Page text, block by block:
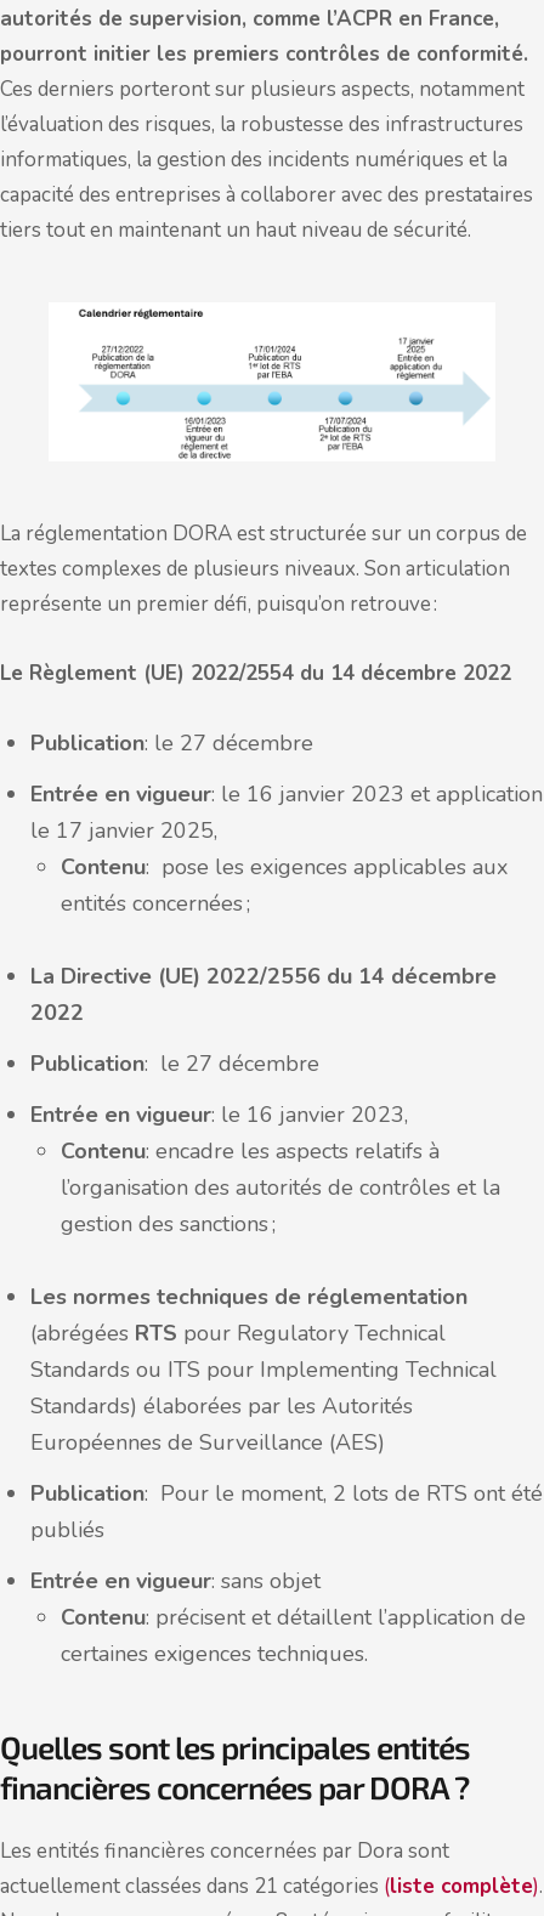
autorités de supervision, comme l’ACPR en France,
pourront initier les premiers contrôles de conformité.
Ces derniers porteront sur plusieurs aspects, notamment
l’évaluation des risques, la robustesse des infrastructures
informatiques, la gestion des incidents numériques et la
capacité des entreprises à collaborer avec des prestataires
tiers tout en maintenant un haut niveau de sécurité.
La réglementation DORA est structurée sur un corpus de
textes complexes de plusieurs niveaux. Son articulation
représente un premier défi, puisqu’on retrouve :
Le Règlement (UE) 2022/2554 du 14 décembre 2022
Publication: le 27 décembre
Entrée en vigueur: le 16 janvier 2023 et application
le 17 janvier 2025,
Contenu: pose les exigences applicables aux
entités concernées ;
La Directive (UE) 2022/2556 du 14 décembre
2022
Publication: le 27 décembre
Entrée en vigueur: le 16 janvier 2023,
Contenu: encadre les aspects relatifs à
l’organisation des autorités de contrôles et la
gestion des sanctions ;
Les normes techniques de réglementation
(abrégées RTS pour Regulatory Technical
Standards ou ITS pour Implementing Technical
Standards) élaborées par les Autorités
Européennes de Surveillance (AES)
Publication: Pour le moment, 2 lots de RTS ont été
publiés
Entrée en vigueur: sans objet
Contenu: précisent et détaillent l’application de
certaines exigences techniques.
Quelles sont les principales entités
financières concernées par DORA ?
Les entités financières concernées par Dora sont
actuellement classées dans 21 catégories (liste complète).